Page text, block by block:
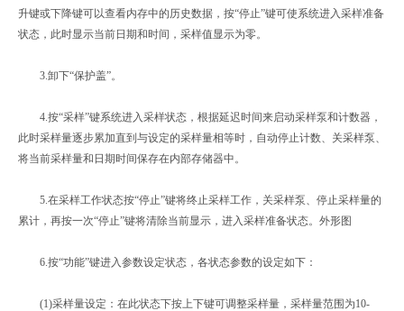
升键或下降键可以查看内存中的历史数据，按“停止”键可使系统进入采样准备
状态，此时显示当前日期和时间，采样值显示为零。
3.卸下“保护盖”。
4.按“采样”键系统进入采样状态，根据延迟时间来启动采样泵和计数器，
此时采样量逐步累加直到与设定的采样量相等时，自动停止计数、关采样泵、
将当前采样量和日期时间保存在内部存储器中。
5.在采样工作状态按“停止”键将终止采样工作，关采样泵、停止采样量的
累计，再按一次“停止”键将清除当前显示，进入采样准备状态。外形图
6.按“功能”键进入参数设定状态，各状态参数的设定如下：
(1)采样量设定：在此状态下按上下键可调整采样量，采样量范围为10-